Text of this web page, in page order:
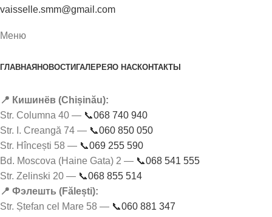
vaisselle.smm@gmail.com
Меню
ГЛАВНАЯ НОВОСТИ ГАЛЕРЕЯО НАСКОНТАКТЫ
📍 Кишинёв (Chișinău):
Str. Columna 40 — 📞068 740 940
Str. I. Creangă 74 — 📞060 850 050
Str. Hîncești 58 — 📞069 255 590
Bd. Moscova (Haine Gata) 2 — 📞068 541 555
Str. Zelinski 20 — 📞068 855 514
📍 Фэлешть (Fălești):
Str. Ștefan cel Mare 58 — 📞060 881 347